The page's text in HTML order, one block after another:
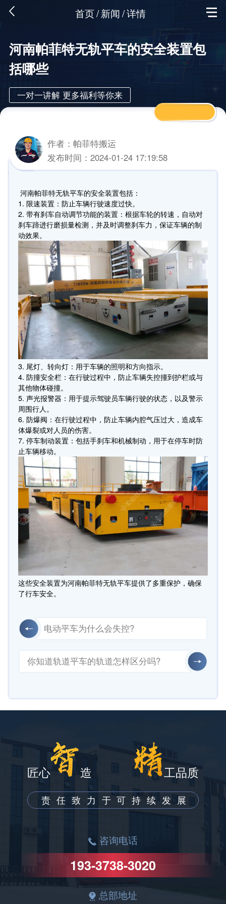
首页/新闻/详情
河南帕菲特无轨平车的安全装置包
括哪些
一对一讲解 更多福利等你来
作者：帕菲特搬运
发布时间：2024-01-24 17:19:58
河南帕菲特无轨平车的安全装置包括：
1. 限速装置：防止车辆行驶速度过快。
2. 带有刹车自动调节功能的装置：根据车轮的转速，自动对
刹车蹄进行磨损量检测，并及时调整刹车力，保证车辆的制
动效果。
3. 尾灯、转向灯：用于车辆的照明和方向指示。
4. 防撞安全栏：在行驶过程中，防止车辆失控撞到护栏或与
其他物体碰撞。
5. 声光报警器：用于提示驾驶员车辆行驶的状态，以及警示
周围行人。
6. 防爆阀：在行驶过程中，防止车辆内腔气压过大，造成车
体爆裂或对人员的伤害。
7. 停车制动装置：包括手刹车和机械制动，用于在停车时防
止车辆移动。
这些安全装置为河南帕菲特无轨平车提供了多重保护，确保
了行车安全。
电动平车为什么会失控?
你知道轨道平车的轨道怎样区分吗?
匠心 造 工品质
责任致力于可持续发展
咨询电话
193-3738-3020
总部地址